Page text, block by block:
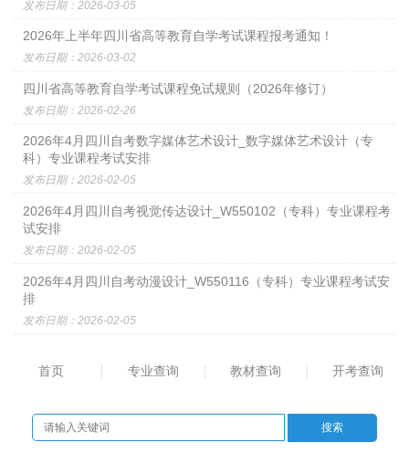
发布日期：2026-03-05
2026年上半年四川省高等教育自学考试课程报考通知！
发布日期：2026-03-02
四川省高等教育自学考试课程免试规则（2026年修订）
发布日期：2026-02-26
2026年4月四川自考数字媒体艺术设计_数字媒体艺术设计（专
科）专业课程考试安排
发布日期：2026-02-05
2026年4月四川自考视觉传达设计_​W550102（专科）专业课程考
试安排
发布日期：2026-02-05
2026年4月四川自考动漫设计_W550116（专科）专业课程考试安
排
发布日期：2026-02-05
首页 专业查询 教材查询 开考查询